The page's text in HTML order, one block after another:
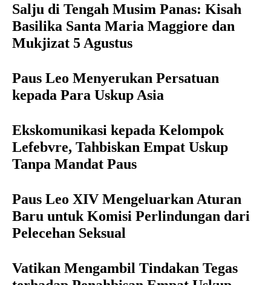
Salju di Tengah Musim Panas: Kisah
Basilika Santa Maria Maggiore dan
Mukjizat 5 Agustus
Paus Leo Menyerukan Persatuan
kepada Para Uskup Asia
Ekskomunikasi kepada Kelompok
Lefebvre, Tahbiskan Empat Uskup
Tanpa Mandat Paus
Paus Leo XIV Mengeluarkan Aturan
Baru untuk Komisi Perlindungan dari
Pelecehan Seksual
Vatikan Mengambil Tindakan Tegas